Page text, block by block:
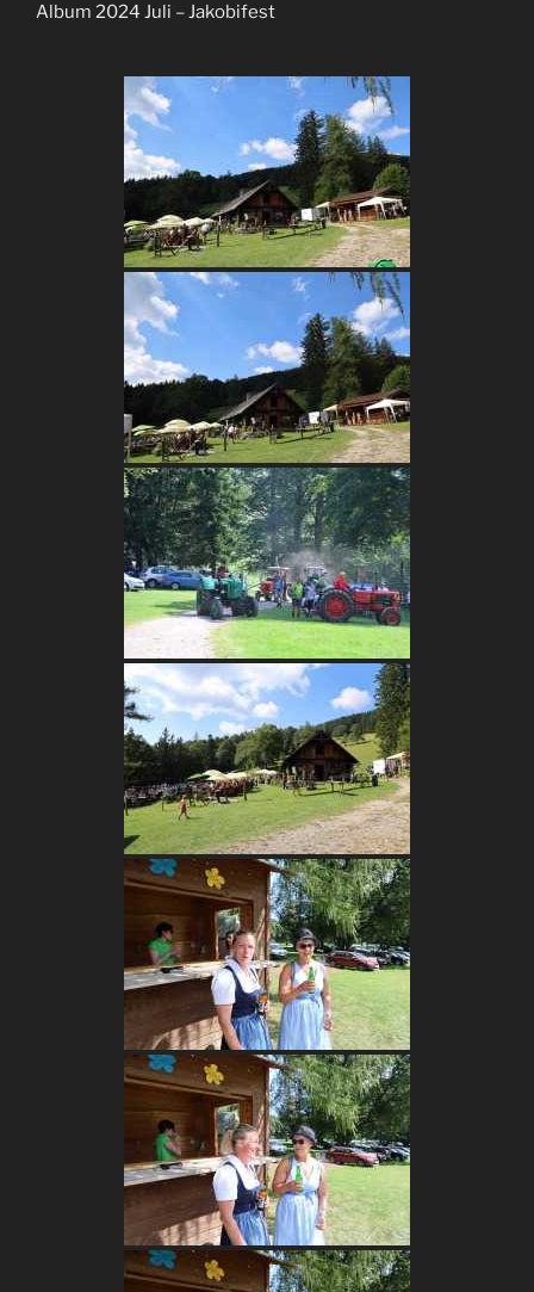
Album 2024 Juli – Jakobifest